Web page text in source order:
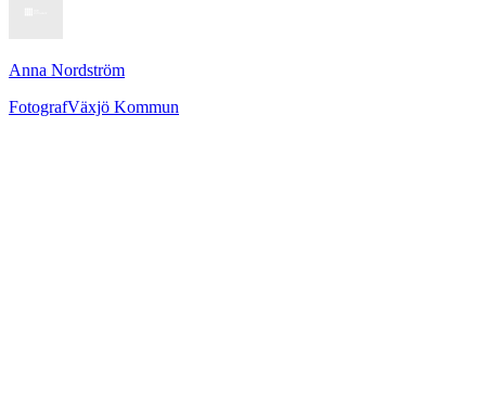
Anna Nordström
FotografVäxjö Kommun